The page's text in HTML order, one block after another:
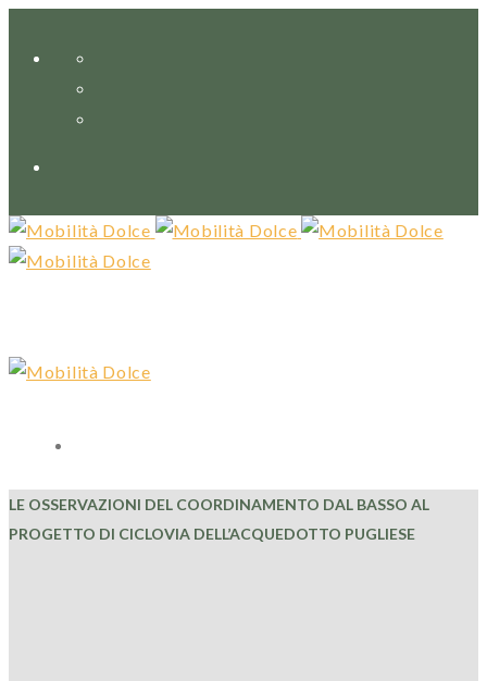
LE OSSERVAZIONI DEL COORDINAMENTO DAL BASSO AL
PROGETTO DI CICLOVIA DELL’ACQUEDOTTO PUGLIESE